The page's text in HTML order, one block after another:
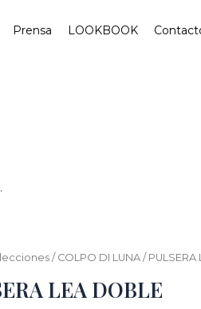
Prensa LOOKBOOK
/ COLPO DI LUNA / PULSERA
LEA DOBLE